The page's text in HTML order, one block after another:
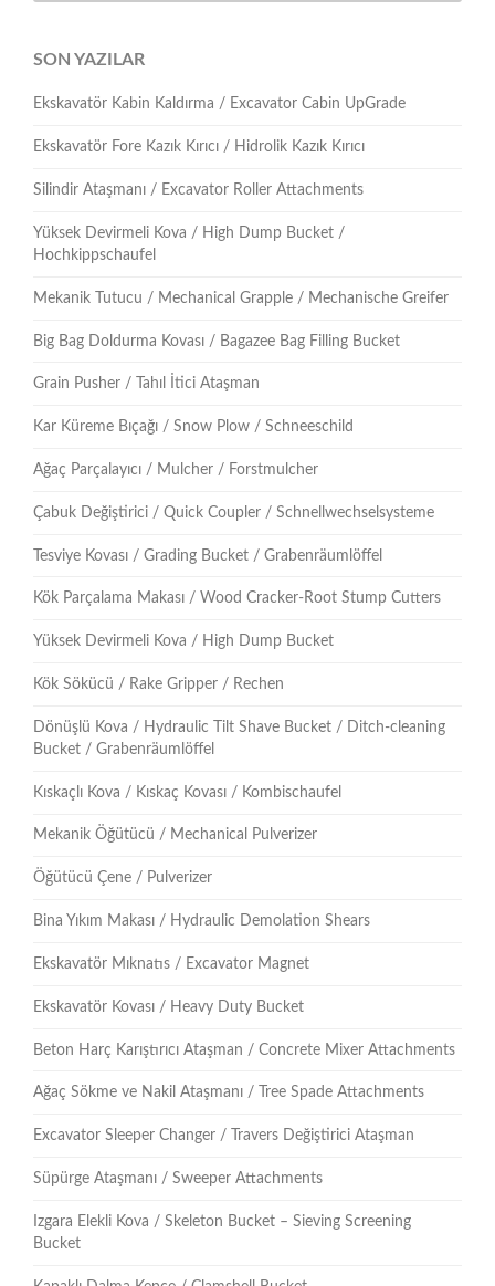
SON YAZILAR
Ekskavatör Kabin Kaldırma / Excavator Cabin UpGrade
Ekskavatör Fore Kazık Kırıcı / Hidrolik Kazık Kırıcı
Silindir Ataşmanı / Excavator Roller Attachments
Yüksek Devirmeli Kova / High Dump Bucket /
Hochkippschaufel
Mekanik Tutucu / Mechanical Grapple / Mechanische Greifer
Big Bag Doldurma Kovası / Bagazee Bag Filling Bucket
Grain Pusher / Tahıl İtici Ataşman
Kar Küreme Bıçağı / Snow Plow / Schneeschild
Ağaç Parçalayıcı / Mulcher / Forstmulcher
Çabuk Değiştirici / Quick Coupler / Schnellwechselsysteme
Tesviye Kovası / Grading Bucket / Grabenräumlöffel
Kök Parçalama Makası / Wood Cracker-Root Stump Cutters
Yüksek Devirmeli Kova / High Dump Bucket
Kök Sökücü / Rake Gripper / Rechen
Dönüşlü Kova / Hydraulic Tilt Shave Bucket / Ditch-cleaning
Bucket / Grabenräumlöffel
Kıskaçlı Kova / Kıskaç Kovası / Kombischaufel
Mekanik Öğütücü / Mechanical Pulverizer
Öğütücü Çene / Pulverizer
Bina Yıkım Makası / Hydraulic Demolation Shears
Ekskavatör Mıknatıs / Excavator Magnet
Ekskavatör Kovası / Heavy Duty Bucket
Beton Harç Karıştırıcı Ataşman / Concrete Mixer Attachments
Ağaç Sökme ve Nakil Ataşmanı / Tree Spade Attachments
Excavator Sleeper Changer / Travers Değiştirici Ataşman
Süpürge Ataşmanı / Sweeper Attachments
Izgara Elekli Kova / Skeleton Bucket – Sieving Screening
Bucket